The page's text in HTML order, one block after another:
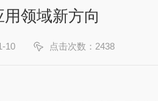
领域新方向
10 点击次数：2438